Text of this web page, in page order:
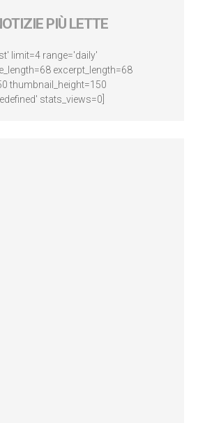
PIÙ LETTE
limit=4 range='daily'
excerpt_length=68
thumbnail_height=150
stats_views=0]